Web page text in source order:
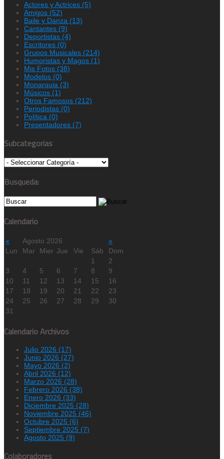
Actores y Actrices (5)
Amigos (52)
Baile y Danza (13)
Cantantes (9)
Deportistas (4)
Escritores (0)
Grupos Musicales (214)
Humoristas y Magos (1)
Mis Fotos (38)
Modelos (0)
Monarquia (3)
Músicos (1)
Otros Famosos (212)
Periodistas (0)
Política (0)
Presentadores (7)
Subcategorias
Busqueda:
Calendario
« Agosto 2026
»
Lun
Mar Mier Jue Vie Sáb
Dom
1
2
3
4 5 6 7 8
9
10
11 12 13 14 15
16
17
18 19 20 21 22
23
24
25 26 27 28 29
30
31
Calendario Archivos
Julio 2026 (17)
Junio 2026 (27)
Mayo 2026 (2)
Abril 2026 (12)
Marzo 2026 (28)
Febrero 2026 (38)
Enero 2026 (33)
Diciembre 2025 (28)
Noviembre 2025 (46)
Octubre 2025 (6)
Septiembre 2025 (7)
Agosto 2025 (9)
Colaboradores